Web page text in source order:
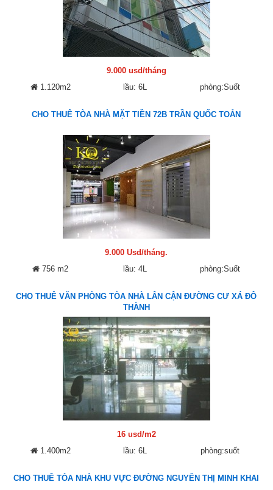
9.000 usd/tháng
1.120m2
lầu: 6L phòng:Suốt
CHO THUÊ TÒA NHÀ MẶT TIỀN 72B TRẦN QUỐC TOẢN
9.000 Usd/tháng.
756 m2
lầu: 4L phòng:Suốt
CHO THUÊ VĂN PHÒNG TÒA NHÀ LÂN CẬN ĐƯỜNG CƯ XÁ ĐÔ
THÀNH
16 usd/m2
1.400m2
lầu: 6L phòng:suốt
CHO THUÊ TÒA NHÀ KHU VỰC ĐƯỜNG NGUYỄN THỊ MINH KHAI